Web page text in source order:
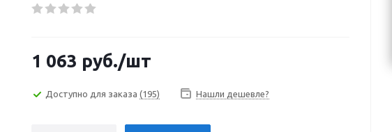
1 063 руб./шт
Доступно для заказа (195) Нашли дешевле?